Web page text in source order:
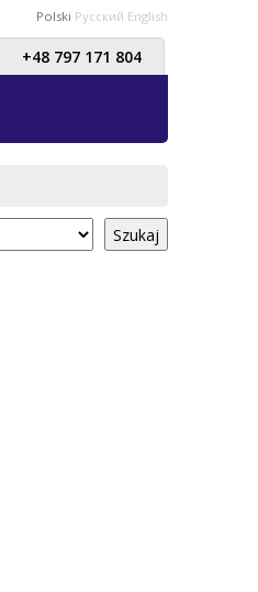
Polski Русский English
+48 797 171 804
Szukaj